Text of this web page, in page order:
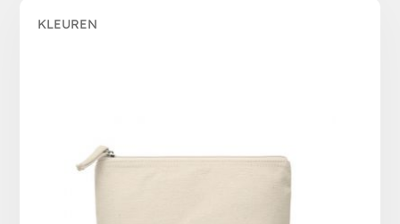
KLEUREN